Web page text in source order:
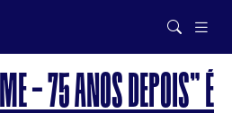
– 75 ANOS DEPOIS” É